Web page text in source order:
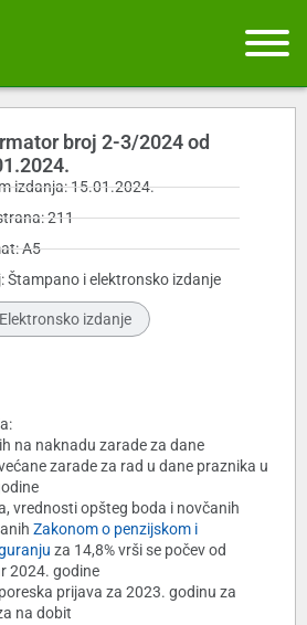
broj 2-3/2024 od
izdanja: 15.01.2024.
211
A5
Štampano i elektronsko izdanje
izdanje
na naknadu zarade za dane
zarade za rad u dane praznika u
vrednosti opšteg boda i novčanih
Zakonom o penzijskom i
za 14,8% vrši se počev od
2024. godine
prijava za 2023. godinu za
na dobit